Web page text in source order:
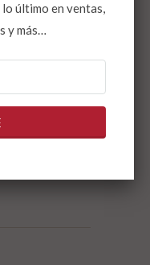
último en ventas,
y más…